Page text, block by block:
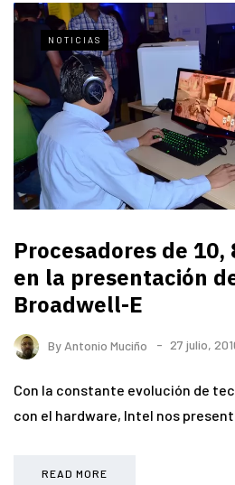
NOTICIAS
Procesadores de 10,
en la presentación
Broadwell-E
By Antonio Muciño 27 julio,
Con la constante evolución de
con el hardware, Intel nos
READ MORE